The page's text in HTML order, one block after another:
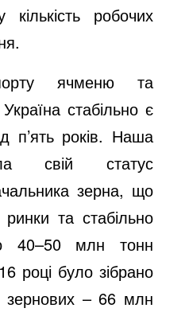
кількість робочих
ячменю та
стабільно є
п’ять років. Наша
свій статус
зерна, що
та стабільно
40–50 млн тонн
році було зібрано
зернових – 66 млн